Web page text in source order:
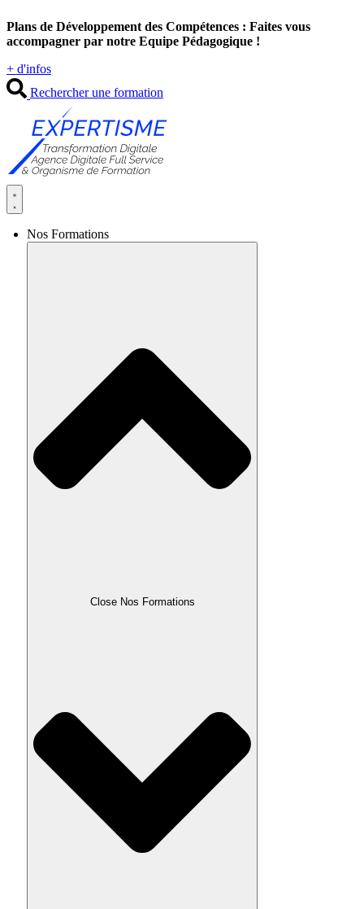
au
contenu
Plans de Développement des Compétences : Faites vous
accompagner par notre Equipe Pédagogique !
+ d'infos
Rechercher une formation
Nos Formations
Close Nos Formations